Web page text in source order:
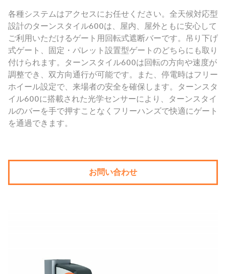
各種システムはアクセスにお任せください。全天候対応型
設計のターンスタイル600は、屋内、屋外ともに安心して
ご利用いただけるゲート用回転式遮断バーです。吊り下げ
式ゲート、固定・パレット設置型ゲートのどちらにも取り
付けられます。ターンスタイル600は回転の方向や速度が
調整でき、双方向通行が可能です。また、停電時はフリー
ホイール設定で、来場者の安全を確保します。ターンスタ
イル600に搭載された光学センサーにより、ターンスタイ
ルのバーを手で押すことなくフリーハンズで快適にゲート
を通過できます。
お問い合わせ